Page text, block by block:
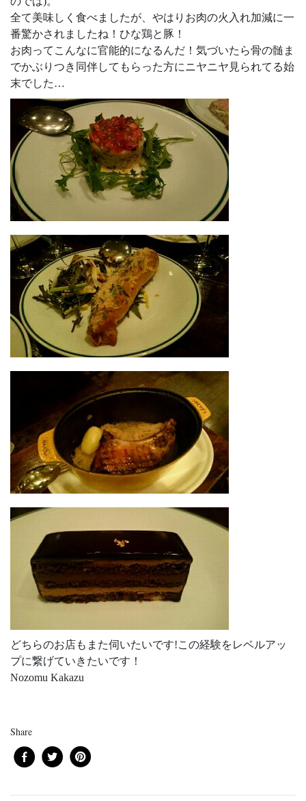
全て美味しく食べましたが、やはりお肉の火入れ加減に一
番驚かされましたね！ひな鶏と豚！
お肉ってこんなに官能的になるんだ！気づいたら骨の髄ま
でかぶりつき同伴してもらった方にニヤニヤ見られてる始
末でした…
どちらのお店もまた伺いたいです!この経験をレベルアッ
プに繋げていきたいです！
Nozomu Kakazu
Share